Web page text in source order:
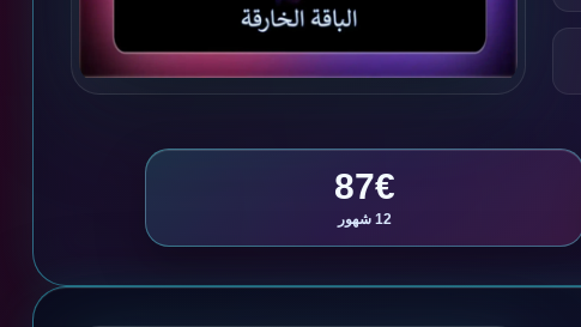
87€
12 شهور